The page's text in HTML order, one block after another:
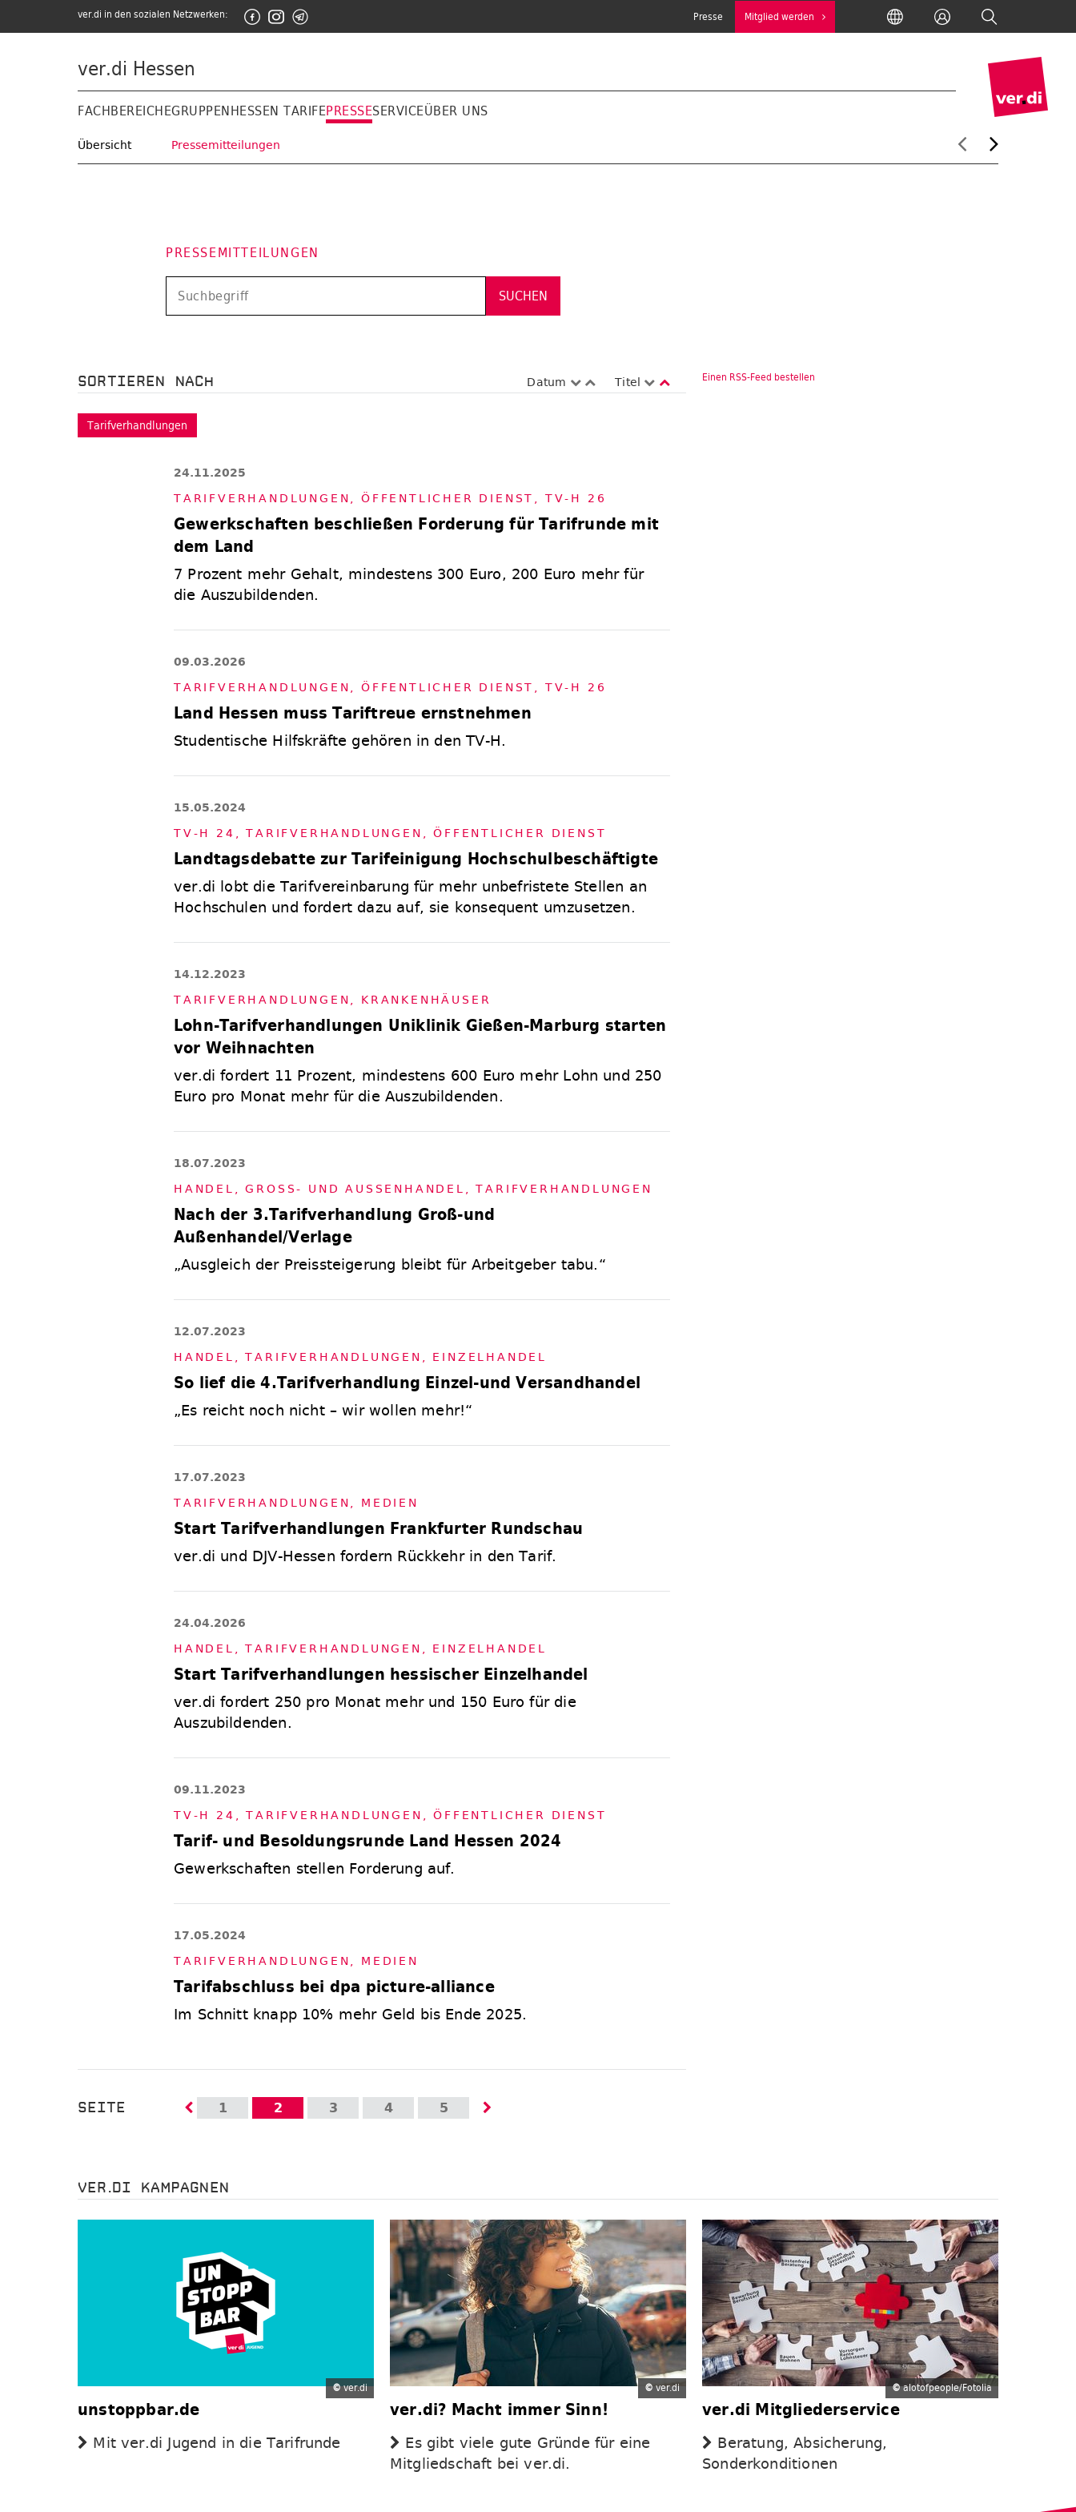
ver.di in den sozialen Netzwerken: Presse Mitglied werden InternationalAnmelden
ver.di Hessen
FACHBEREICHEGRUPPENHESSEN TARIFEPRESSESERVICEÜBER UNS
Übersicht Pressemitteilungen
PRESSEMITTEILUNGEN
SORTIEREN NACH Datum Titel
Tarifverhandlungen
24.11.2025
TA­RIF­VER­HAND­LUN­GEN
,ÖF­FENT­LI­CHER DIENST TV-H 26
Gewerkschaften beschließen Forderung für Tarifrunde mit
dem Land
7 Prozent mehr Gehalt, mindestens 300 Euro, 200 Euro mehr für
die Auszubildenden.
09.03.2026
TA­RIF­VER­HAND­LUN­GEN
,ÖF­FENT­LI­CHER DIENST TV-H 26
Land Hessen muss Tariftreue ernstnehmen
Studentische Hilfskräfte gehören in den TV-H.
15.05.2024
TV-H 24
,TA­RIF­VER­HAND­LUN­GEN ,ÖF­FENT­LI­CHER DIENST
Landtagsdebatte zur Tarifeinigung Hochschulbeschäftigte
ver.di lobt die Tarifvereinbarung für mehr unbefristete Stellen an
Hochschulen und fordert dazu auf, sie konsequent umzusetzen.
14.12.2023
TA­RIF­VER­HAND­LUN­GEN
KRAN­KEN­HÄU­SER
Lohn-Tarifverhandlungen Uniklinik Gießen-Marburg starten
vor Weihnachten
ver.di fordert 11 Prozent, mindestens 600 Euro mehr Lohn und 250
Euro pro Monat mehr für die Auszubildenden.
18.07.2023
HAN­DEL
,GROSS- UND AU­SSEN­HAN­DEL ,TA­RIF­VER­HAND­LUN­GEN
Nach der 3.Tarifverhandlung Groß-und
Außenhandel/Verlage
„Ausgleich der Preissteigerung bleibt für Arbeitgeber tabu.“
12.07.2023
HAN­DEL
,TA­RIF­VER­HAND­LUN­GEN EIN­ZEL­HAN­DEL
So lief die 4.Tarifverhandlung Einzel-und Versandhandel
„Es reicht noch nicht – wir wollen mehr!“
17.07.2023
TA­RIF­VER­HAND­LUN­GEN
ME­DI­EN
Start Tarifverhandlungen Frankfurter Rundschau
ver.di und DJV-Hessen fordern Rückkehr in den Tarif.
24.04.2026
HAN­DEL
,TA­RIF­VER­HAND­LUN­GEN EIN­ZEL­HAN­DEL
Start Tarifverhandlungen hessischer Einzelhandel
ver.di fordert 250 pro Monat mehr und 150 Euro für die
Auszubildenden.
09.11.2023
TV-H 24
,TA­RIF­VER­HAND­LUN­GEN ,ÖF­FENT­LI­CHER DIENST
Tarif- und Besoldungsrunde Land Hessen 2024
Gewerkschaften stellen Forderung auf.
17.05.2024
TA­RIF­VER­HAND­LUN­GEN
ME­DI­EN
Tarifabschluss bei dpa picture-alliance
Im Schnitt knapp 10% mehr Geld bis Ende 2025.
SEITE 1 2 3 4 5
Einen RSS-Feed bestellen
VER.DI KAMPAGNEN
©ver.di
unstoppbar.de
Mit ver.di Jugend in die Tarifrunde
© ver.di
ver.di? Macht immer Sinn!
Es gibt viele gute Gründe für eine
Mitgliedschaft bei ver.di.
©alotofpeople/Fotolia
ver.di Mitgliederservice
Beratung, Absicherung,
Sonderkonditionen